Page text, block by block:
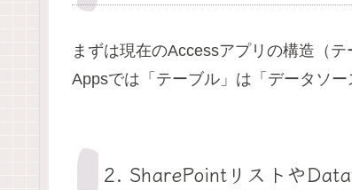
まずは現在のAccessアプリの構造（
Appsでは「テーブル」は「データソ
2. SharePointリストや